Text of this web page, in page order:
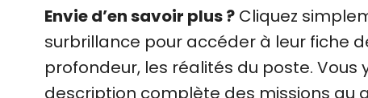
Envie d’en savoir plus ?Cliquez
surbrillance pour accéder à leur fiche
profondeur, les réalités du poste. Vous
description complète des missions au